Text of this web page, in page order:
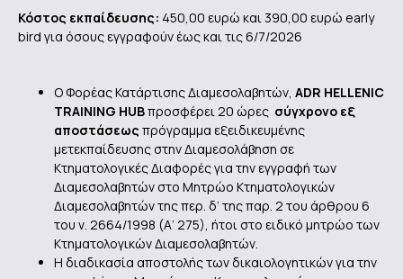
Κόστος εκπαίδευσης: 450,00 ευρώ και 390,00 ευρώ early
bird για όσους εγγραφούν έως και τις 6/7/2026
Ο Φορέας Κατάρτισης Διαμεσολαβητών, ADR HELLENIC
TRAINING HUBπροσφέρει 20 ώρες σύγχρονο εξ
αποστάσεως πρόγραμμα εξειδικευμένης
μετεκπαίδευσης στην Διαμεσολάβηση σε
Κτηματολογικές Διαφορές για την εγγραφή των
Διαμεσολαβητών στο Μητρώο Κτηματολογικών
Διαμεσολαβητών της περ. δ’ της παρ. 2 του άρθρου 6
του ν. 2664/1998 (Α’ 275), ήτοι στο ειδικό μητρώο των
Κτηματολογικών Διαμεσολαβητών.
Η διαδικασία αποστολής των δικαιολογητικών για την